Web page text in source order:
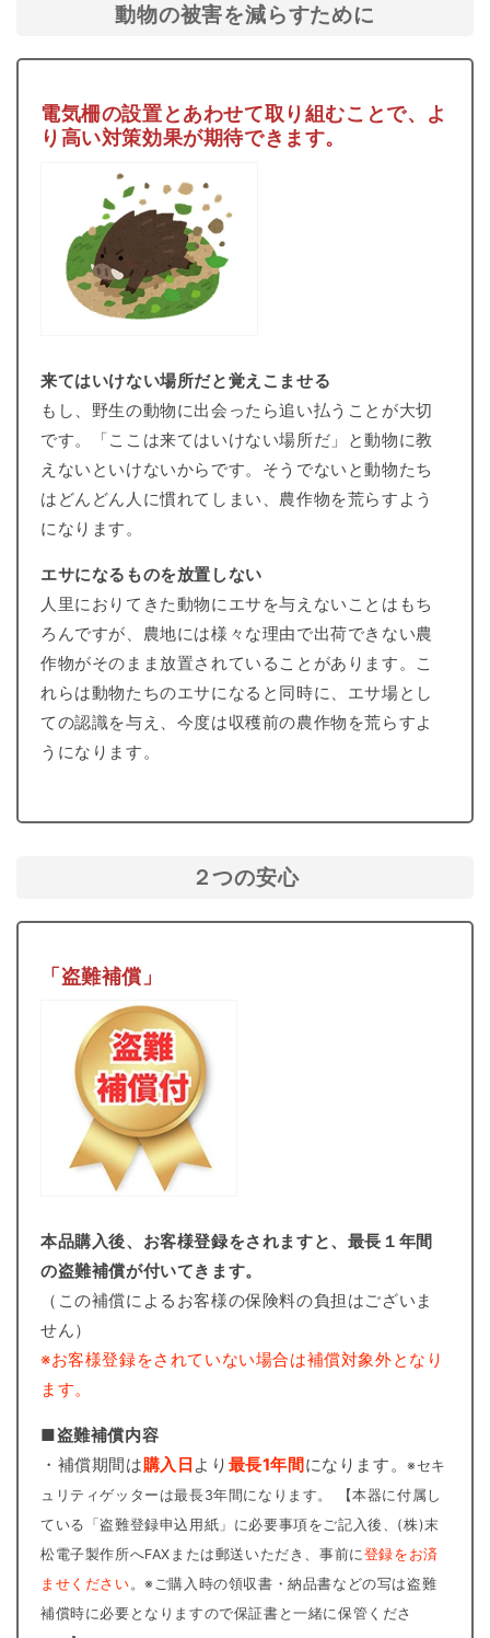
動物の被害を減らすために
電気柵の設置とあわせて取り組むことで、よ
り高い対策効果が期待できます。
来てはいけない場所だと覚えこませる
もし、野生の動物に出会ったら追い払うことが大切
です。「ここは来てはいけない場所だ」と動物に教
えないといけないからです。そうでないと動物たち
はどんどん人に慣れてしまい、農作物を荒らすよう
になります。
エサになるものを放置しない
人里におりてきた動物にエサを与えないことはもち
ろんですが、農地には様々な理由で出荷できない農
作物がそのまま放置されていることがあります。こ
れらは動物たちのエサになると同時に、エサ場とし
ての認識を与え、今度は収穫前の農作物を荒らすよ
うになります。
２つの安心
「盗難補償」
本品購入後、お客様登録をされますと、最長１年間
の盗難補償が付いてきます。
（この補償によるお客様の保険料の負担はございま
せん）
※お客様登録をされていない場合は補償対象外となり
ます。
■盗難補償内容
・補償期間は購入日 より 最長1年間 になります。※セキ
ュリティゲッターは最長3年間になります。 【本器に付属し
ている「盗難登録申込用紙」に必要事項をご記入後、(株)末
松電子製作所へFAXまたは郵送いただき、事前に登録をお済
ませください。※ご購入時の領収書・納品書などの写は盗難
補償時に必要となりますので保証書と一緒に保管くださ